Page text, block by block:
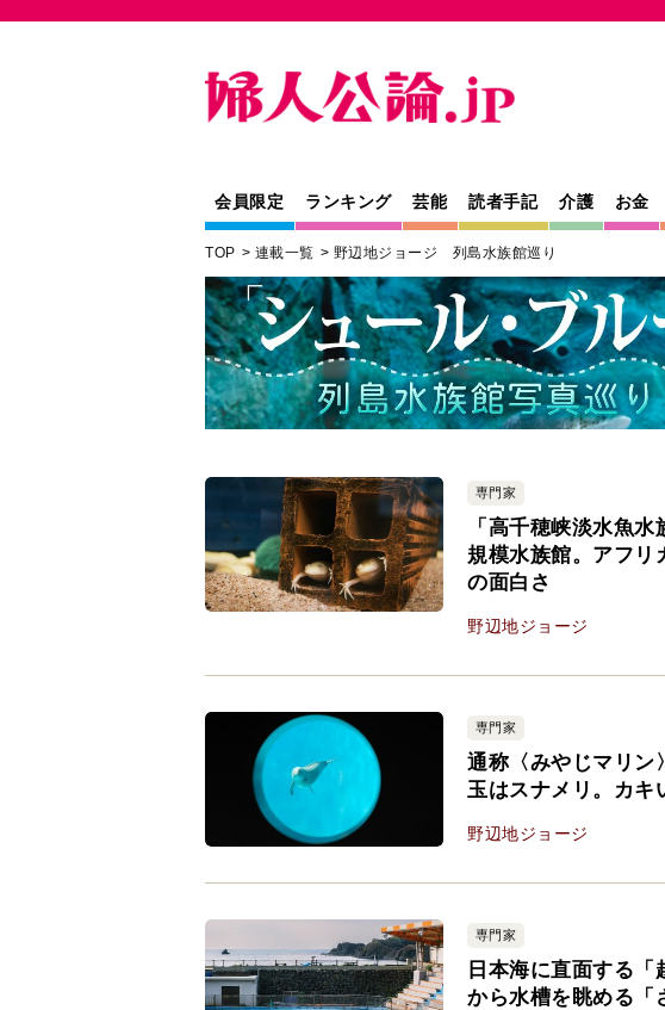
会員限定 ランキング 芸能 読者手記 介護 お金
TOP 連載一覧 野辺地ジョージ 列島水族館巡り
専門家
「高千穂峡淡水魚
規模水族館。アフリ
の面白さ
野辺地ジョージ
専門家
通称〈みやじマリン
玉はスナメリ。カキ
野辺地ジョージ
専門家
日本海に直面する
から水槽を眺める「